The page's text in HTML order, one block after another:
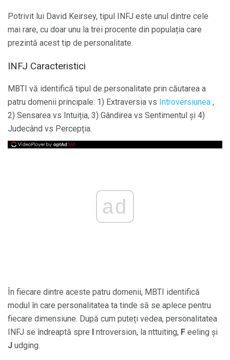
Potrivit lui David Keirsey, tipul INFJ este unul dintre cele
mai rare, cu doar unu la trei procente din populația care
prezintă acest tip de personalitate.
INFJ Caracteristici
MBTI vă identifică tipul de personalitate prin căutarea a
patru domenii principale: 1) Extraversia vs Introversiunea ,
2) Sensarea vs Intuiția, 3) Gândirea vs Sentimentul și 4)
Judecând vs Percepția.
ad
În fiecare dintre aceste patru domenii, MBTI identifică
modul în care personalitatea ta tinde să se aplece pentru
fiecare dimensiune. După cum puteți vedea, personalitatea
INFJ se îndreaptă spre I ntroversion, la nttuiting, F eeling și
J udging.